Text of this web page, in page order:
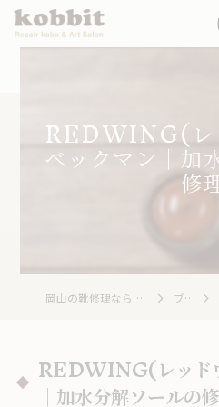
REDWING(レ
ベックマン｜加
修
岡山の靴修理ならRepair Kobo kobbit ブログ
REDWING(レッド
｜加水分解ソールの